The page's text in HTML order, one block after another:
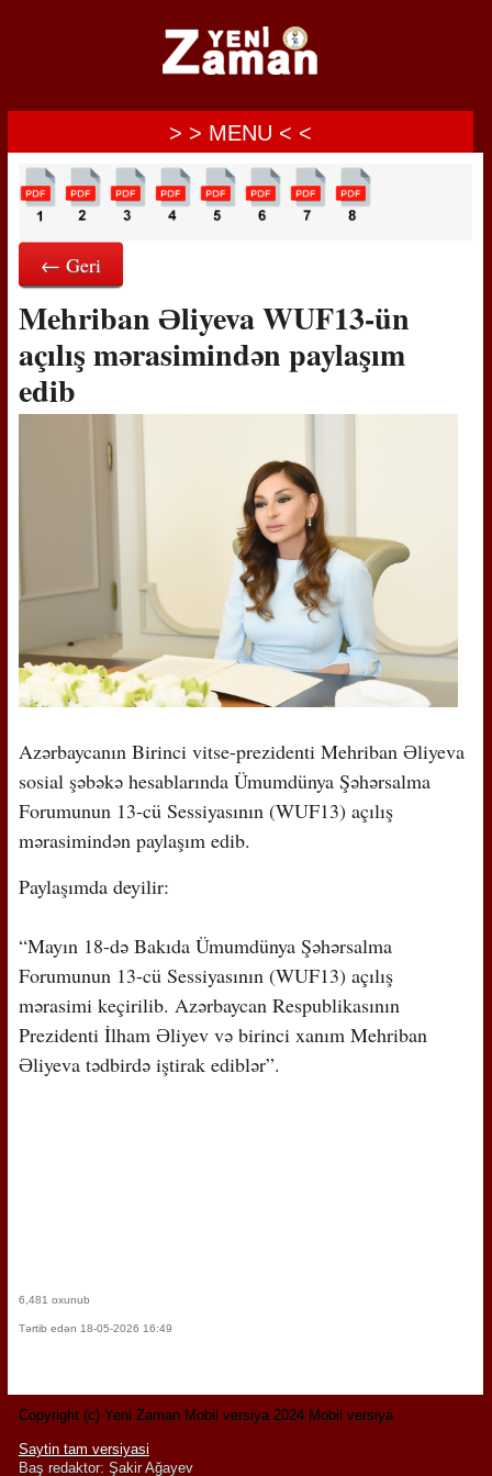
> > MENU < <
← Geri
Mehriban Əliyeva WUF13-ün
açılış mərasimindən paylaşım
edib
Azərbaycanın Birinci vitse-prezidenti Mehriban Əliyeva
sosial şəbəkə hesablarında Ümumdünya Şəhərsalma
Forumunun 13-cü Sessiyasının (WUF13) açılış
mərasimindən paylaşım edib.
Paylaşımda deyilir:
“Mayın 18-də Bakıda Ümumdünya Şəhərsalma
Forumunun 13-cü Sessiyasının (WUF13) açılış
mərasimi keçirilib. Azərbaycan Respublikasının
Prezidenti İlham Əliyev və birinci xanım Mehriban
Əliyeva tədbirdə iştirak ediblər”.
6,481 oxunub
Tərtib edən 18-05-2026 16:49
Copyright (c) Yeni Zaman Mobil versiya 2024 Mobil versiya
Saytin tam versiyasi
Baş redaktor: Şakir Ağayev